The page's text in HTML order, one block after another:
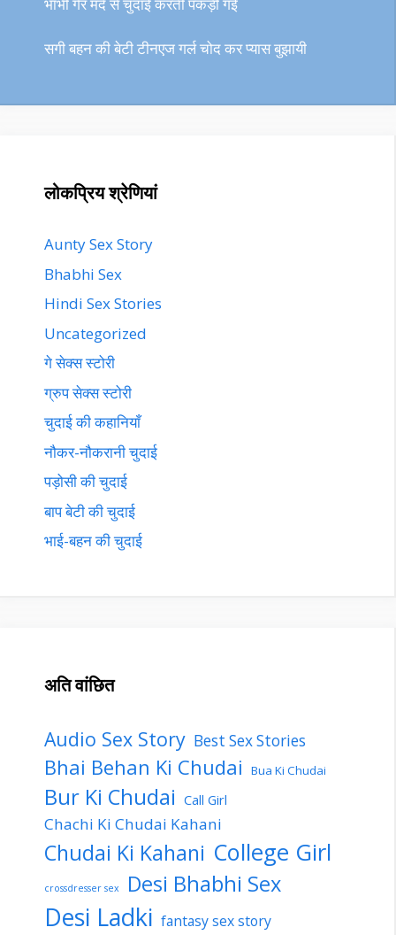
सगी बहन की बेटी टीनएज गर्ल चोद कर प्यास बुझायी
लोकप्रिय श्रेणियां
Aunty Sex Story
Bhabhi Sex
Hindi Sex Stories
Uncategorized
गे सेक्स स्टोरी
ग्रुप सेक्स स्टोरी
चुदाई की कहानियाँ
नौकर-नौकरानी चुदाई
पड़ोसी की चुदाई
बाप बेटी की चुदाई
भाई-बहन की चुदाई
अति वांछित
Audio Sex Story Best Sex Stories
Bhai Behan Ki Chudai Bua Ki Chudai
Bur Ki Chudai Call Girl
Chachi Ki Chudai Kahani
Chudai Ki Kahani College Girl
crossdresser sex Desi Bhabhi Sex
Desi Ladki fantasy sex story